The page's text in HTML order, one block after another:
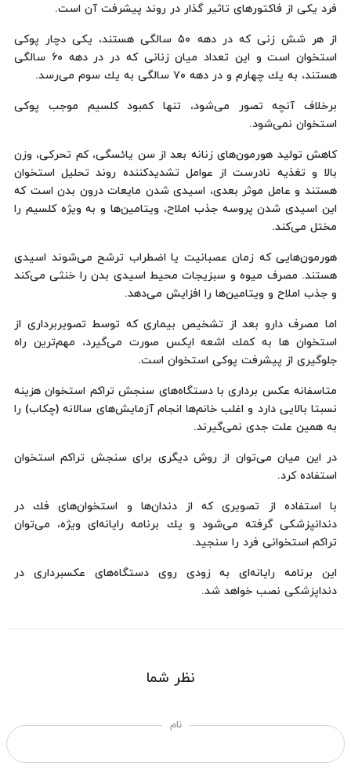
فرد یكی از فاكتورهای تاثیر گذار در روند پیشرفت آن است.
از هر شش زنی كه در دهه ‪ ۵۰‬سالگی هستند، یكی دچار پوكی
استخوان است و این تعداد میان زنانی كه در در دهه ‪ ۶۰‬سالگی
هستند، به یك چهارم و در دهه ‪ ۷۰‬سالگی به یك سوم می‌رسد.
برخلاف آنچه تصور می‌شود، تنها كمبود كلسیم موجب پوكی
استخوان نمی‌شود.
كاهش تولید هورمون‌های زنانه بعد از سن یائسگی، كم تحركی، وزن
بالا و تغذیه نادرست از عوامل تشدیدكننده روند تحلیل استخوان
هستند و عامل موثر بعدی، اسیدی شدن مایعات درون بدن است كه
این اسیدی شدن پروسه جذب املاح، ویتامین‌ها و به ویژه كلسیم را
مختل می‌كند.
هورمون‌هایی كه زمان عصبانیت یا اضطراب ترشح می‌شوند اسیدی
هستند. مصرف میوه و سبزیجات محیط اسیدی بدن را خنثی می‌كند
و جذب املاح و ویتامین‌ها را افزایش می‌دهد.
اما مصرف دارو بعد از تشخیص بیماری كه توسط تصویربرداری از
استخوان ها به كمك اشعه ایكس صورت می‌گیرد، مهم‌ترین راه
جلوگیری از پیشرفت پوكی استخوان است.
متاسفانه عكس برداری با دستگاه‌های سنجش تراكم استخوان هزینه
نسبتا بالایی دارد و اغلب خانم‌ها انجام آزمایش‌های سالانه (چكاب) را
به همین علت جدی نمی‌گیرند.
در این میان می‌توان از روش دیگری برای سنجش تراكم استخوان
استفاده كرد.
با استفاده از تصویری كه از دندان‌ها و استخوان‌های فك در
دندانپزشكی گرفته می‌شود و یك برنامه رایانه‌ای ویژه، می‌توان
تراكم استخوانی فرد را سنجید.
این برنامه رایانه‌ای به زودی روی دستگاه‌های عكسبرداری در
دنداپزشكی نصب خواهد شد.
نظر شما
نام